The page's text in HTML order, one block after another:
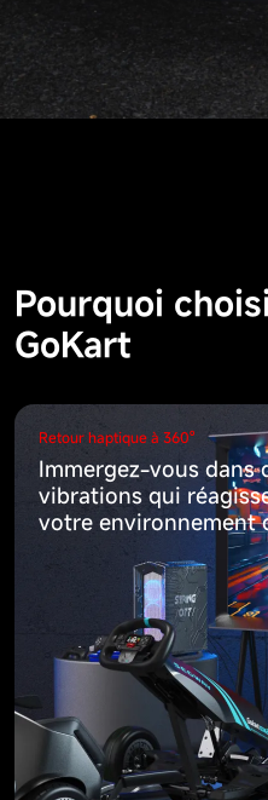
Pourquoi
GoKart
Retour haptique à 360º
Immergez-vous dans
vibrations qui
votre environnement